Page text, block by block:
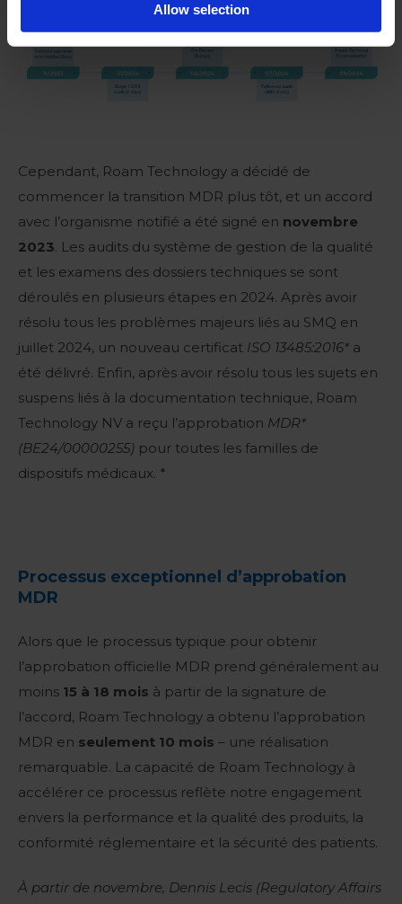
Allow selection
Cependant, Roam Technology a décidé de
commencer la transition MDR plus tôt, et un accord
avec l’organisme notifié a été signé en novembre
2023. Les audits du système de gestion de la qualité
et les examens des dossiers techniques se sont
déroulés en plusieurs étapes en 2024. Après avoir
résolu tous les problèmes majeurs liés au SMQ en
juillet 2024, un nouveau certificat ISO 13485:2016* a
été délivré. Enfin, après avoir résolu tous les sujets en
suspens liés à la documentation technique, Roam
Technology NV a reçu l’approbation MDR*
(BE24/00000255) pour toutes les familles de
dispositifs médicaux. *
Processus exceptionnel d’approbation
MDR
Alors que le processus typique pour obtenir
l’approbation officielle MDR prend généralement au
moins 15 à 18 mois à partir de la signature de
l’accord, Roam Technology a obtenu l’approbation
MDR en seulement 10 mois – une réalisation
remarquable. La capacité de Roam Technology à
accélérer ce processus reflète notre engagement
envers la performance et la qualité des produits, la
conformité réglementaire et la sécurité des patients.
À partir de novembre, Dennis Lecis (Regulatory Affairs